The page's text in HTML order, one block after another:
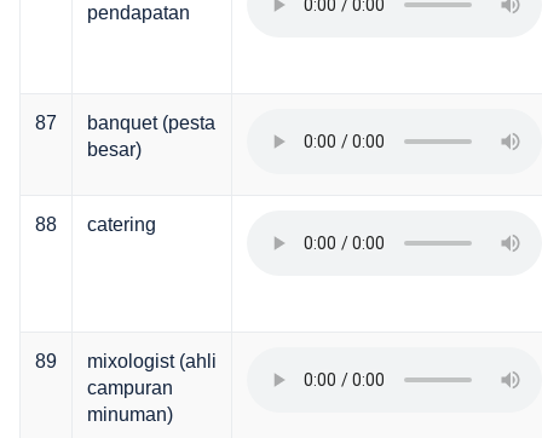
pendapatan
87
banquet (pesta
besar)
88 catering
89
mixologist (ahli
campuran
minuman)